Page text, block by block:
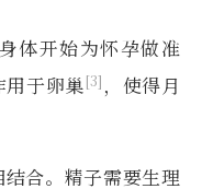
体开始为怀孕做准
于卵巢 3 ，使得月
合。精子需要生理